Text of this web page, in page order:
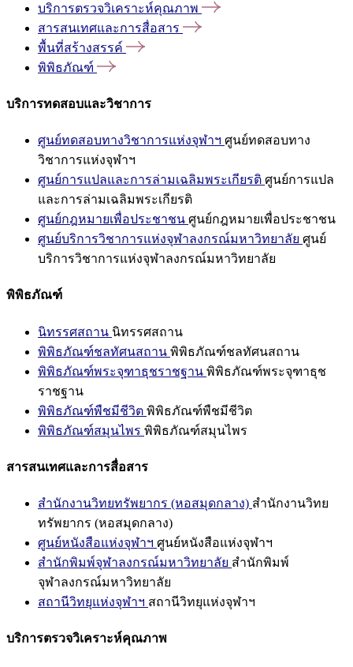
บริการตรวจวิเคราะห์คุณภาพ
สารสนเทศและการสื่อสาร
พื้นที่สร้างสรรค์
พิพิธภัณฑ์
บริการทดสอบและวิชาการ
ศูนย์ทดสอบทางวิชาการแห่งจุฬาฯ ศูนย์ทดสอบทาง
วิชาการแห่งจุฬาฯ
ศูนย์การแปลและการล่ามเฉลิมพระเกียรติ ศูนย์การแปล
และการล่ามเฉลิมพระเกียรติ
ศูนย์กฎหมายเพื่อประชาชน ศูนย์กฎหมายเพื่อประชาชน
ศูนย์บริการวิชาการแห่งจุฬาลงกรณ์มหาวิทยาลัย ศูนย์
บริการวิชาการแห่งจุฬาลงกรณ์มหาวิทยาลัย
พิพิธภัณฑ์
นิทรรศสถาน นิทรรศสถาน
พิพิธภัณฑ์ชลทัศนสถาน พิพิธภัณฑ์ชลทัศนสถาน
พิพิธภัณฑ์พระจุฑาธุชราชฐาน พิพิธภัณฑ์พระจุฑาธุช
ราชฐาน
พิพิธภัณฑ์พืชมีชีวิต พิพิธภัณฑ์พืชมีชีวิต
พิพิธภัณฑ์สมุนไพร พิพิธภัณฑ์สมุนไพร
สารสนเทศและการสื่อสาร
สำนักงานวิทยทรัพยากร (หอสมุดกลาง) สำนักงานวิทย
ทรัพยากร (หอสมุดกลาง)
ศูนย์หนังสือแห่งจุฬาฯ ศูนย์หนังสือแห่งจุฬาฯ
สำนักพิมพ์จุฬาลงกรณ์มหาวิทยาลัย สำนักพิมพ์
จุฬาลงกรณ์มหาวิทยาลัย
สถานีวิทยุแห่งจุฬาฯ สถานีวิทยุแห่งจุฬาฯ
บริการตรวจวิเคราะห์คุณภาพ